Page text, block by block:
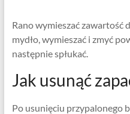
Rano wymieszać zawartość
mydło, wymieszać i zmyć
następnie spłukać.
Jak usunąć
Po usunięciu przypalonego